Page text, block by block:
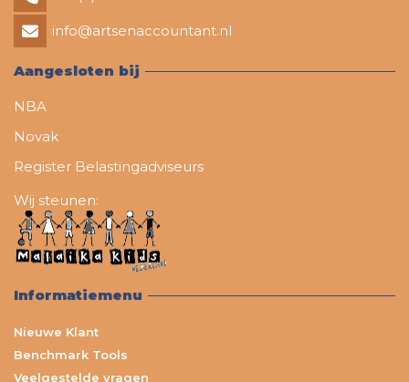
info@artsenaccountant.nl
Aangesloten bij
NBA
Novak
Register Belastingadviseurs
Wij steunen:
Informatiemenu
Nieuwe Klant
Benchmark Tools
Veelgestelde vragen